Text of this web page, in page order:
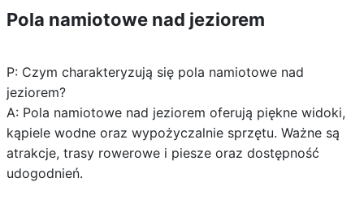
Pola namiotowe nad jeziorem
P: Czym charakteryzują się pola namiotowe nad
jeziorem?
A: Pola namiotowe nad jeziorem oferują piękne widoki,
kąpiele wodne oraz wypożyczalnie sprzętu. Ważne są
atrakcje, trasy rowerowe i piesze oraz dostępność
udogodnień.